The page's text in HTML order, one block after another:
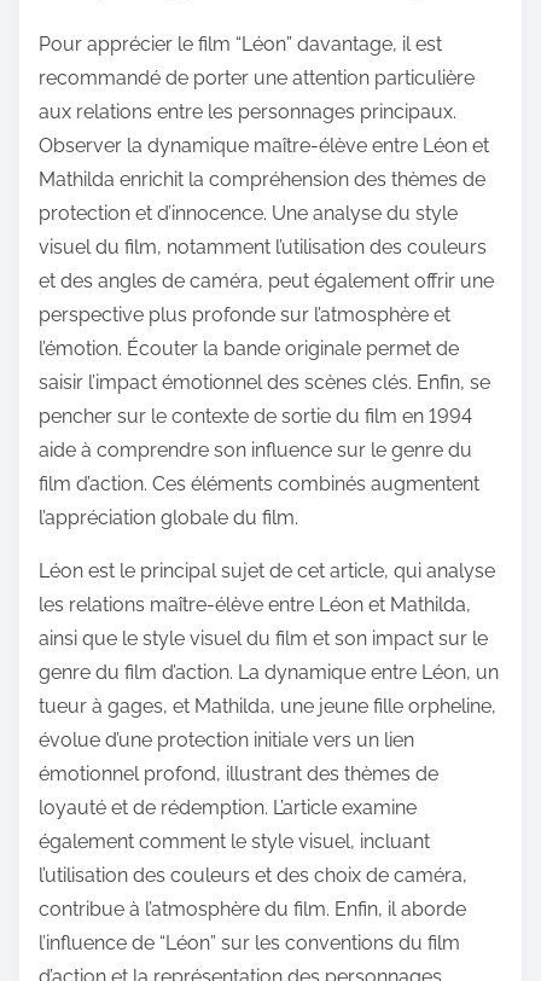
Pour apprécier le film “Léon” davantage, il est
recommandé de porter une attention particulière
aux relations entre les personnages principaux.
Observer la dynamique maître-élève entre Léon et
Mathilda enrichit la compréhension des thèmes de
protection et d’innocence. Une analyse du style
visuel du film, notamment l’utilisation des couleurs
et des angles de caméra, peut également offrir une
perspective plus profonde sur l’atmosphère et
l’émotion. Écouter la bande originale permet de
saisir l’impact émotionnel des scènes clés. Enfin, se
pencher sur le contexte de sortie du film en 1994
aide à comprendre son influence sur le genre du
film d’action. Ces éléments combinés augmentent
l’appréciation globale du film.
Léon est le principal sujet de cet article, qui analyse
les relations maître-élève entre Léon et Mathilda,
ainsi que le style visuel du film et son impact sur le
genre du film d’action. La dynamique entre Léon, un
tueur à gages, et Mathilda, une jeune fille orpheline,
évolue d’une protection initiale vers un lien
émotionnel profond, illustrant des thèmes de
loyauté et de rédemption. L’article examine
également comment le style visuel, incluant
l’utilisation des couleurs et des choix de caméra,
contribue à l’atmosphère du film. Enfin, il aborde
l’influence de “Léon” sur les conventions du film